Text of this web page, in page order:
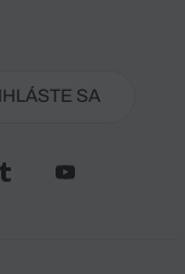
SA